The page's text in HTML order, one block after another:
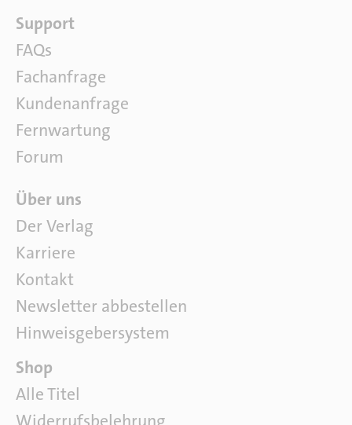
u
r
S
o
f
t
w
a
r
e
Support
FAQs
Fachanfrage
Kundenanfrage
Fernwartung
Forum
Ü
b
e
r
u
n
s
Über uns
Der Verlag
Karriere
Kontakt
Newsletter abbestellen
Hinweisgebersystem
P
a
r
Shop
Alle Titel